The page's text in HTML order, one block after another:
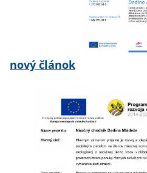
nový článok